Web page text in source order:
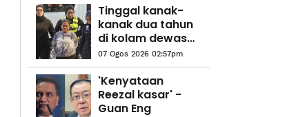
Tinggal kanak-
kanak dua tahun
di kolam dewasa
hingga lemas,
amah dijel empat
tahun
07 Ogos 2026 02:57pm
'Kenyataan
Reezal kasar' -
Guan Eng